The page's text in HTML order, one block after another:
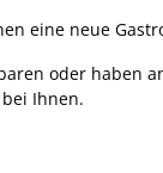
eine neue
oder haben
Ihnen.